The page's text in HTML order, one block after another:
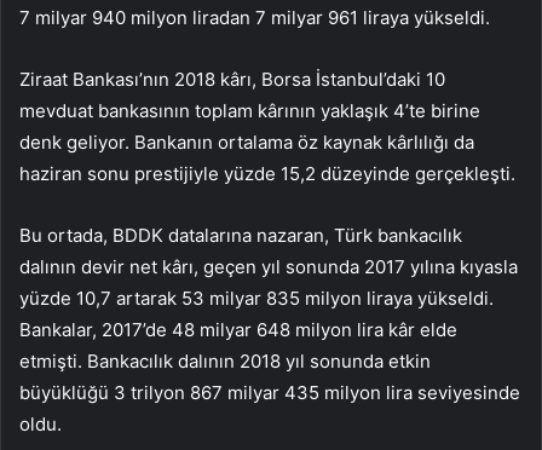
7 milyar 940 milyon liradan 7 milyar 961 liraya yükseldi.
Ziraat Bankası’nın 2018 kârı, Borsa İstanbul’daki 10
mevduat bankasının toplam kârının yaklaşık 4’te birine
denk geliyor. Bankanın ortalama öz kaynak kârlılığı da
haziran sonu prestijiyle yüzde 15,2 düzeyinde gerçekleşti.
Bu ortada, BDDK datalarına nazaran, Türk bankacılık
dalının devir net kârı, geçen yıl sonunda 2017 yılına kıyasla
yüzde 10,7 artarak 53 milyar 835 milyon liraya yükseldi.
Bankalar, 2017’de 48 milyar 648 milyon lira kâr elde
etmişti. Bankacılık dalının 2018 yıl sonunda etkin
büyüklüğü 3 trilyon 867 milyar 435 milyon lira seviyesinde
oldu.